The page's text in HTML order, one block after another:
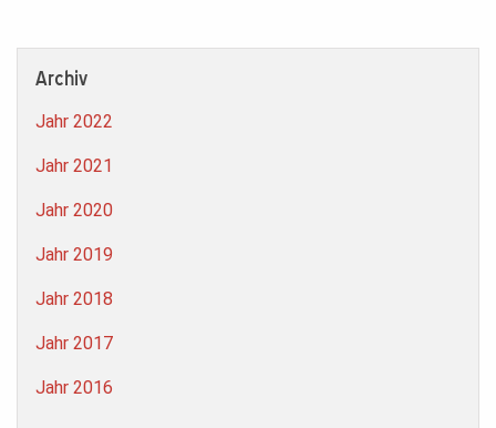
Archiv
Jahr 2022
Jahr 2021
Jahr 2020
Jahr 2019
Jahr 2018
Jahr 2017
Jahr 2016